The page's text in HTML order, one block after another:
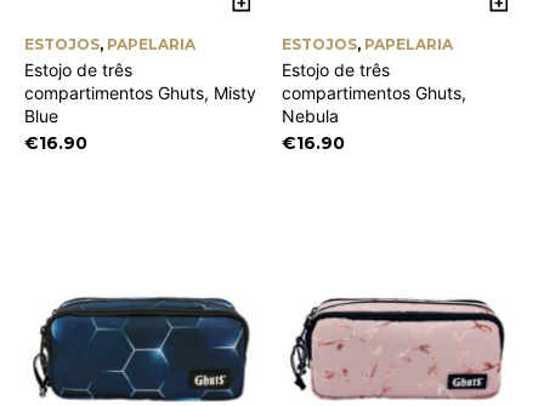
ESTOJOS, PAPELARIA
Estojo de três
compartimentos Ghuts, Misty
Blue
€16.90
ESTOJOS, PAPELARIA
Estojo de três
compartimentos Ghuts,
Nebula
€16.90